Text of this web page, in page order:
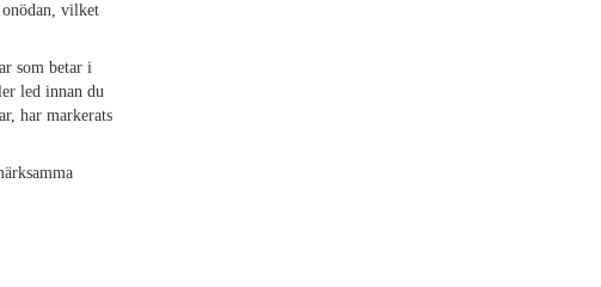
vilket
som betar i
led innan du
har markerats